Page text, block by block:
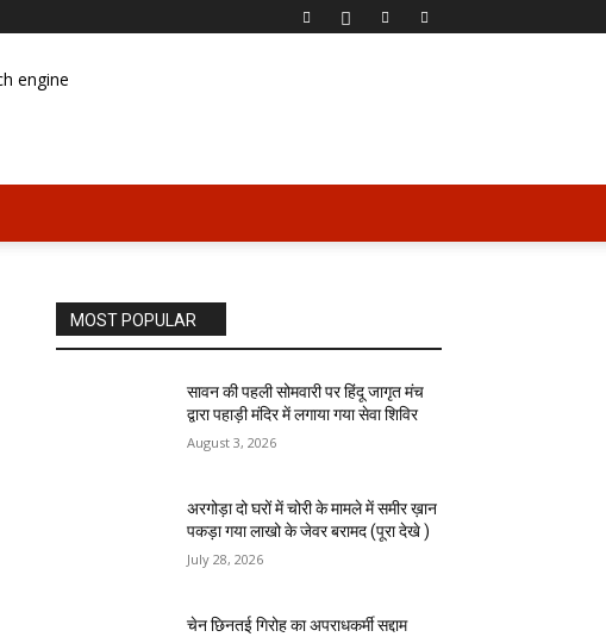
MOST POPULAR
सावन की पहली सोमवारी पर हिंदू जागृत मंच
द्वारा पहाड़ी मंदिर में लगाया गया सेवा शिविर
August 3, 2026
अरगोड़ा दो घरों में चोरी के मामले में समीर ख़ान
पकड़ा गया लाखो के जेवर बरामद (पूरा देखे )
July 28, 2026
चेन छिनतई गिरोह का अपराधकर्मी सद्दाम